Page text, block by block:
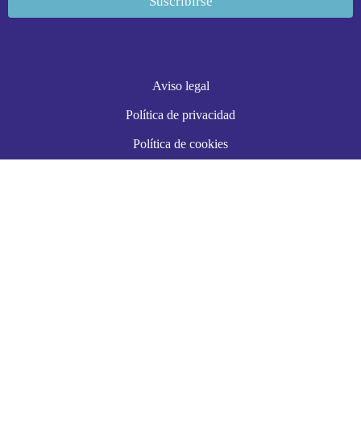
Aviso legal
Política de privacidad
Política de cookies